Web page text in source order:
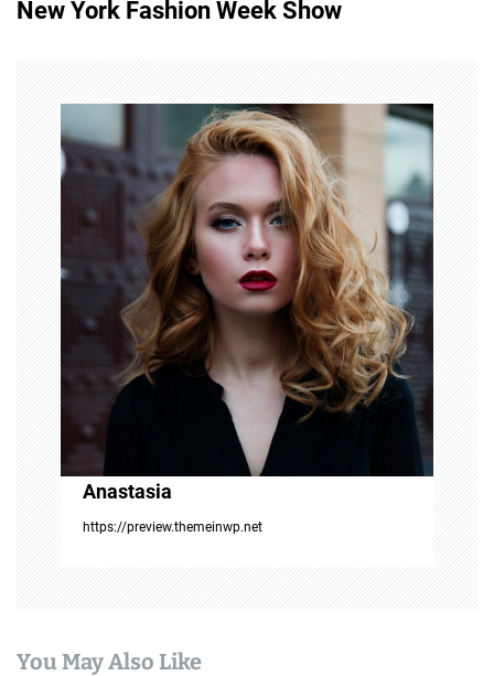
New York Fashion Week Show
Anastasia
https://preview.themeinwp.net
You May Also Like